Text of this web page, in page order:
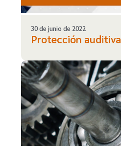
30 de junio de 2022
Protección auditiva